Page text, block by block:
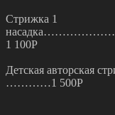
Стрижка 1
1 100Р
Детская авторская
…………1 500Р